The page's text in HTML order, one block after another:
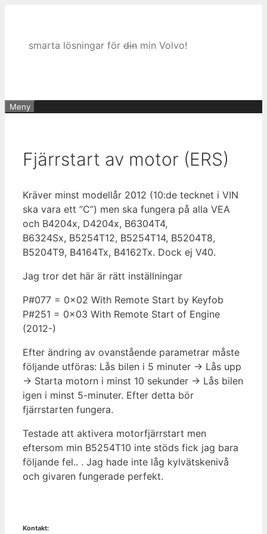
smarta lösningar för din min Volvo!
Meny
Fjärrstart av motor (ERS)
Kräver minst modellår 2012 (10:de tecknet i VIN
ska vara ett ”C”) men ska fungera på alla VEA
och B4204x, D4204x, B6304T4,
B6324Sx, B5254T12, B5254T14, B5204T8,
B5204T9, B4164Tx, B4162Tx. Dock ej V40.
Jag tror det här är rätt inställningar
P#077 = 0x02 With Remote Start by Keyfob
P#251 = 0x03 With Remote Start of Engine
(2012-)
Efter ändring av ovanstående parametrar måste
följande utföras: Lås bilen i 5 minuter -> Lås upp
-> Starta motorn i minst 10 sekunder -> Lås bilen
igen i minst 5-minuter. Efter detta bör
fjärrstarten fungera.
Testade att aktivera motorfjärrstart men
eftersom min B5254T10 inte stöds fick jag bara
följande fel.. . Jag hade inte låg kylvätskenivå
och givaren fungerade perfekt.
Kontakt: